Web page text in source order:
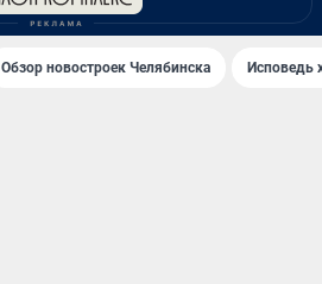
Обзор новостроек Челябинска Исповедь